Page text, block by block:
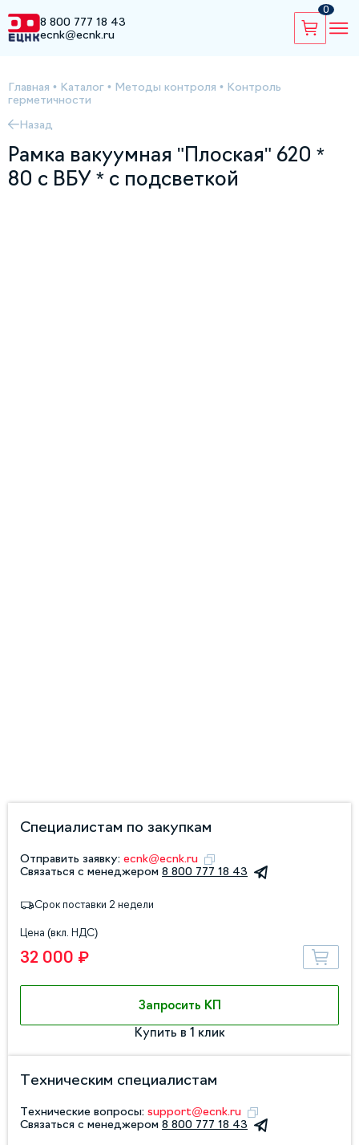
8 800 777 18 43
ecnk@ecnk.ru
0
Главная • Каталог • Методы контроля • Контроль
герметичности
Назад
Рамка вакуумная "Плоская" 620 *
80 с ВБУ * с подсветкой
Специалистам по закупкам
Отправить заявку: ecnk@ecnk.ru
Связаться с менеджером 8 800 777 18 43
Срок поставки 2 недели
Цена (вкл. НДС)
32 000 ₽
Запросить КП
Купить в 1 клик
Техническим специалистам
Технические вопросы: support@ecnk.ru
Связаться с менеджером 8 800 777 18 43